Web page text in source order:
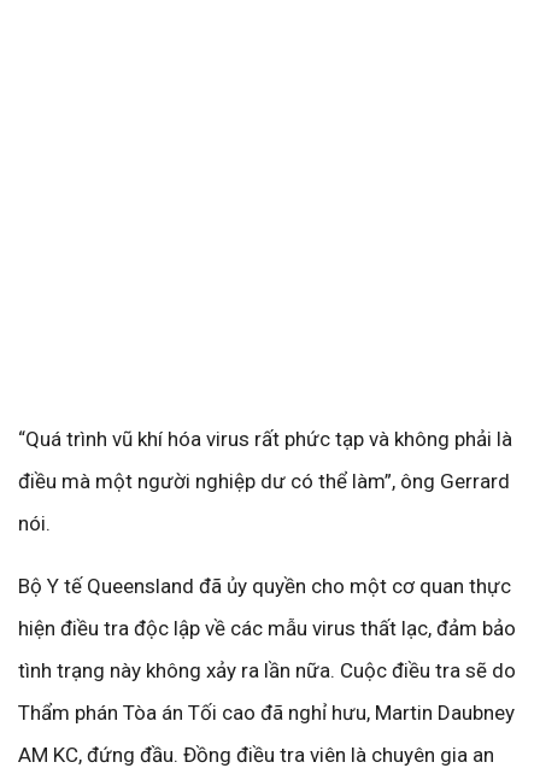
“Quá trình vũ khí hóa virus rất phức tạp và không phải là
điều mà một người nghiệp dư có thể làm”, ông Gerrard
nói.
Bộ Y tế Queensland đã ủy quyền cho một cơ quan thực
hiện điều tra độc lập về các mẫu virus thất lạc, đảm bảo
tình trạng này không xảy ra lần nữa. Cuộc điều tra sẽ do
Thẩm phán Tòa án Tối cao đã nghỉ hưu, Martin Daubney
AM KC, đứng đầu. Đồng điều tra viên là chuyên gia an